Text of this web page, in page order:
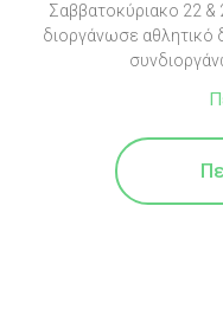
Σαββατοκύριακο 22 &
διοργάνωσε αθλητικό